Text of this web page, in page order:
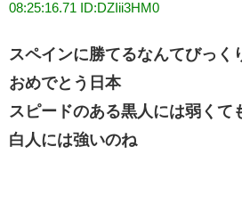
08:25:16.71 ID:DZIii3HM0
スペインに勝てるなんてびっく
おめでとう日本
スピードのある黒人には弱くて
白人には強いのね